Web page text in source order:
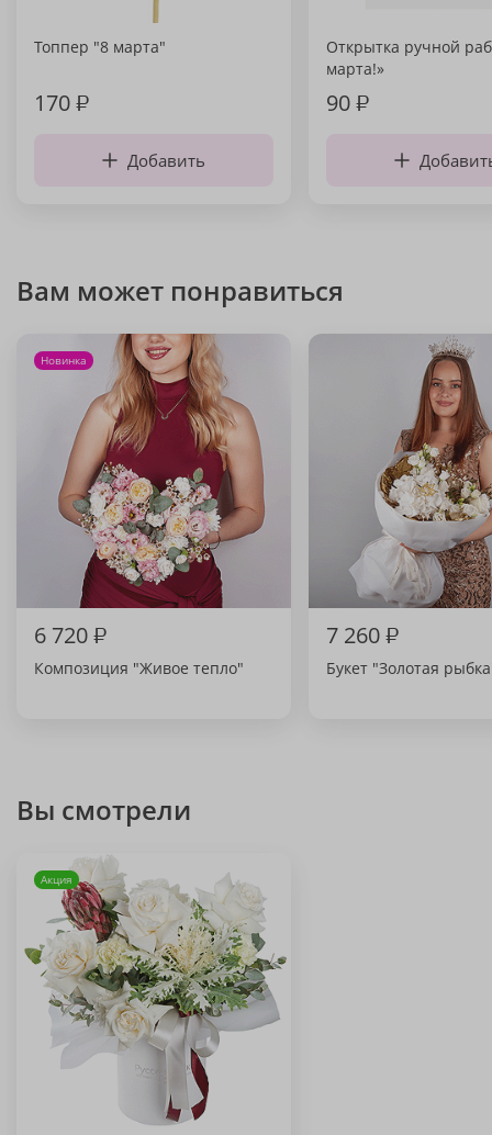
Топпер "8 марта"
170₽
Добавить
Открытка ручной
марта!»
90₽
Вам может понравиться
Новинка
6 720₽
Композиция "Живое тепло"
7 260₽
Букет "Золотая
Вы смотрели
Акция